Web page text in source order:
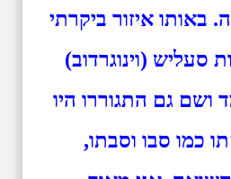
באותו איזור ביקרתי
סעליש (וינוגרדוב)
ושם גם התגוררו היו
כמו סבו וסבתו,